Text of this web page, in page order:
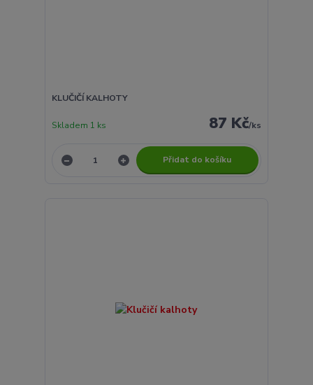
KLUČIČÍ KALHOTY
87 Kč/ks
Skladem 1 ks
Přidat do košíku